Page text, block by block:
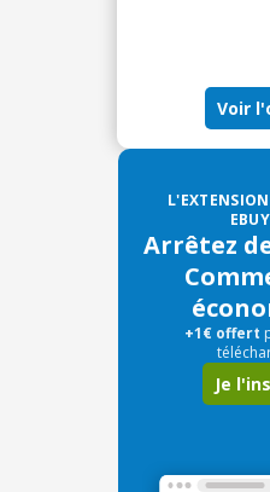
Voir
Arrêtez
+1€ offert
Je